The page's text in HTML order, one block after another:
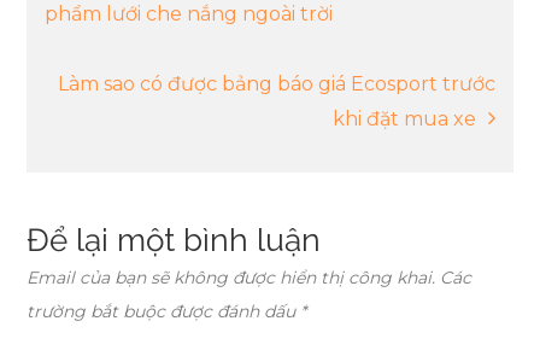
hướng
bài
phẩm lưới che nắng ngoài trời
Làm sao có được bảng báo giá Ecosport trước
khi đặt mua xe
Để lại một bình luận
Email của bạn sẽ không được hiển thị công khai. Các
trường bắt buộc được đánh dấu *